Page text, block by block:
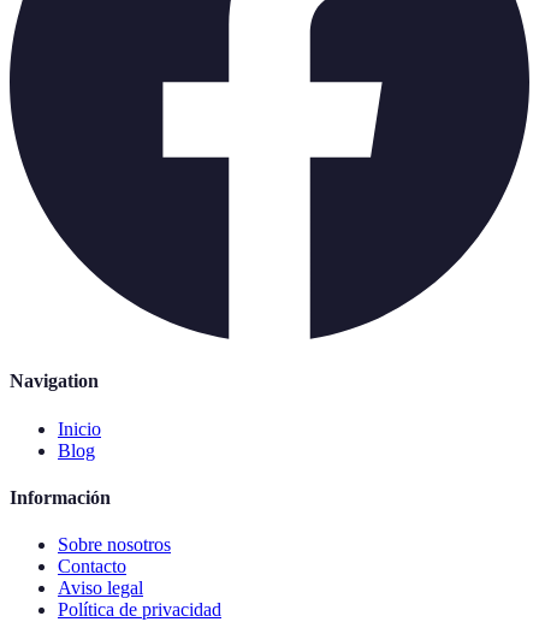
Navigation
Inicio
Blog
Información
Sobre nosotros
Contacto
Aviso legal
Política de privacidad